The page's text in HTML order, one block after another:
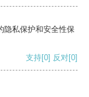
隐私保护和安全性保
支持[0] 反对[0]